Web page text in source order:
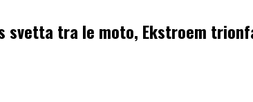
svetta tra le moto, Ekstroem